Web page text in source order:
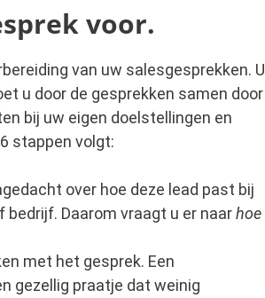
voor.
van uw salesgesprekken. U
u door de gesprekken samen door
bij uw eigen doelstellingen en
stappen volgt:
over hoe deze lead past bij
Daarom vraagt u er naarhoe
met het gesprek. Een
gezellig praatje dat weinig